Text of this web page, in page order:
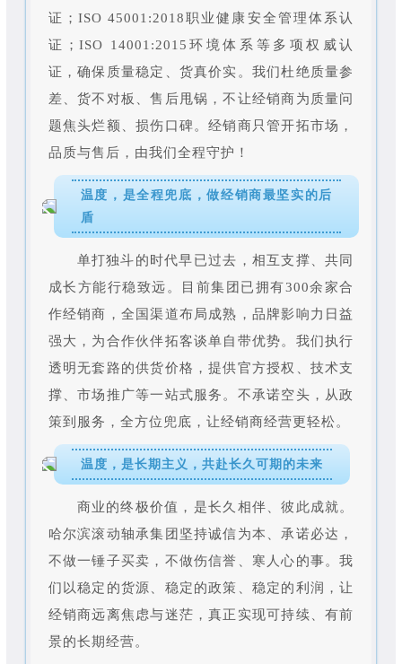
证；ISO 45001:2018职业健康安全管理体系认
证；ISO 14001:2015环境体系等多项权威认
证，确保质量稳定、货真价实。我们杜绝质量参
差、货不对板、售后甩锅，不让经销商为质量问
题焦头烂额、损伤口碑。经销商只管开拓市场，
品质与售后，由我们全程守护！
温度，是全程兜底，做经销商最坚实的后
盾
单打独斗的时代早已过去，相互支撑、共同
成长方能行稳致远。目前集团已拥有300余家合
作经销商，全国渠道布局成熟，品牌影响力日益
强大，为合作伙伴拓客谈单自带优势。我们执行
透明无套路的供货价格，提供官方授权、技术支
撑、市场推广等一站式服务。不承诺空头，从政
策到服务，全方位兜底，让经销商经营更轻松。
温度，是长期主义，共赴长久可期的未来
商业的终极价值，是长久相伴、彼此成就。
哈尔滨滚动轴承集团坚持诚信为本、承诺必达，
不做一锤子买卖，不做伤信誉、寒人心的事。我
们以稳定的货源、稳定的政策、稳定的利润，让
经销商远离焦虑与迷茫，真正实现可持续、有前
景的长期经营。